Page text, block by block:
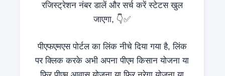
रजिस्ट्रेशन नंबर डालें और सर्च करें स्टेटस खुल
जाएगा, 👇✅
पीएफएमएस पोर्टल का लिंक नीचे दिया गया है, लिंक
पर क्लिक करके अभी अपना पीएम किसान योजना या